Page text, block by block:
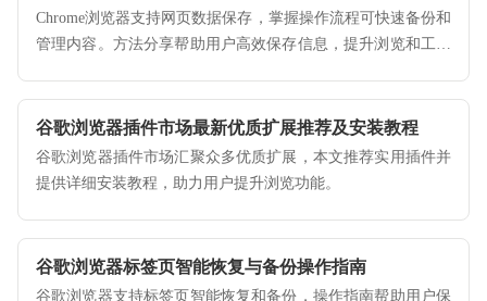
Chrome浏览器支持网页数据保存，掌握操作流程可快速备份和
管理内容。方法分享帮助用户高效保存信息，提升浏览和工作
谷歌浏览器插件市场最新优质扩展推荐及安装教程
谷歌浏览器插件市场汇聚众多优质扩展，本文推荐实用插件并
提供详细安装教程，助力用户提升浏览功能。
谷歌浏览器标签页智能恢复与备份操作指南
谷歌浏览器支持标签页智能恢复和备份，操作指南帮助用户保